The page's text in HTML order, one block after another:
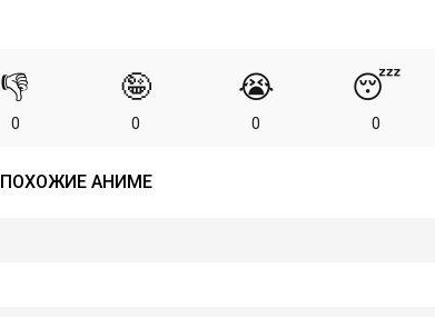
👎
0
🤪
0
😭
0
😴
0
ПОХОЖИЕ АНИМЕ